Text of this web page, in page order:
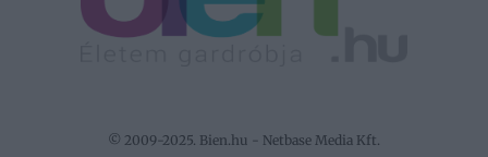
© 2009-2025. Bien.hu - Netbase Media Kft.